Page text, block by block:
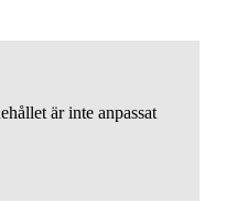
är inte anpassat